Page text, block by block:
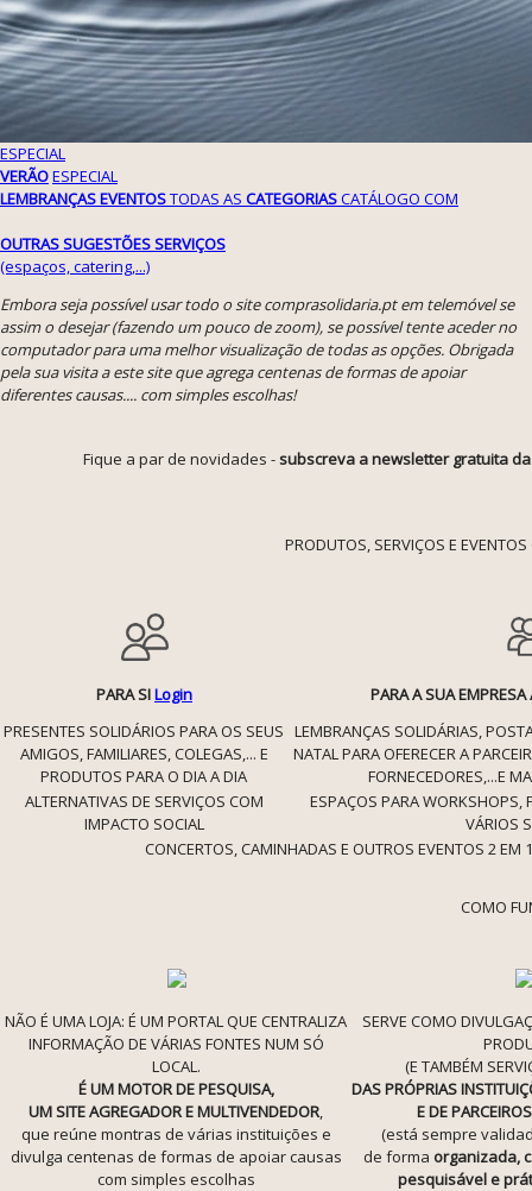
ESPECIAL
VERÃOESPECIAL
LEMBRANÇAS EVENTOSTODAS AS CATEGORIASCATÁLOGO COM
OUTRAS SUGESTÕESSERVIÇOS
(espaços, catering,...)
Embora seja possível usar todo o site comprasolidaria.pt em telemóvel se
assim o desejar (fazendo um pouco de zoom), se possível tente aceder no
computador para uma melhor visualização de todas as opções. Obrigada
pela sua visita a este site que agrega centenas de formas de apoiar
diferentes causas.... com simples escolhas!
Fique a par de novidades -subscreva a newsletter gratuita
PRODUTOS, SERVIÇOS E
PARA SILogin
PARA A SUA
PRESENTES SOLIDÁRIOS PARA OS SEUS
AMIGOS, FAMILIARES, COLEGAS,... E
PRODUTOS PARA O DIA A DIA
LEMBRANÇAS SOLIDÁRIAS,
NATAL PARA OFERECER A
FORNECEDORES,...E
ALTERNATIVAS DE SERVIÇOS COM
IMPACTO SOCIAL
ESPAÇOS PARA WORKSHOPS,
VÁRIOS
CONCERTOS, CAMINHADAS E OUTROS EVENTOS 2
COMO
NÃO É UMA LOJA: É UM PORTAL QUE CENTRALIZA
INFORMAÇÃO DE VÁRIAS FONTES NUM SÓ
LOCAL.
É UM MOTOR DE PESQUISA,
UM SITE AGREGADOR E MULTIVENDEDOR,
que reúne montras de várias instituições e
divulga centenas de formas de apoiar causas
com simples escolhas
SERVE COMO
(E TAMBÉM
DAS PRÓPRIAS
E DE
(está sempre
de forma organizada,
pesquisável e